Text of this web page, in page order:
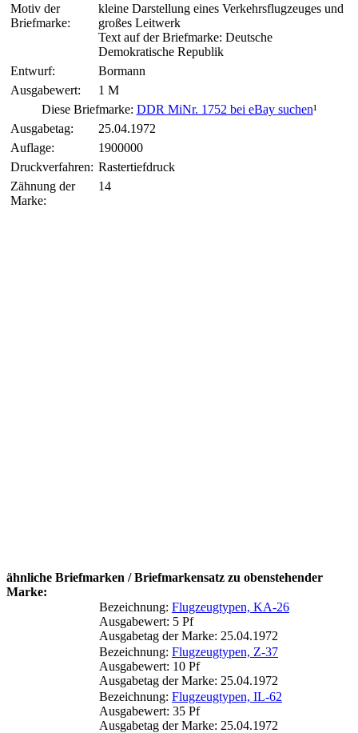
Motiv der
Briefmarke:
kleine Darstellung eines Verkehrsflugzeuges und
großes Leitwerk
Text auf der Briefmarke: Deutsche
Demokratische Republik
Entwurf:
Bormann
Ausgabewert:
1 M
Diese Briefmarke: DDR MiNr. 1752 bei eBay suchen¹
Ausgabetag:
25.04.1972
Auflage:
1900000
Druckverfahren: Rastertiefdruck
Zähnung der
Marke:
14
ähnliche Briefmarken / Briefmarkensatz zu obenstehender
Marke:
Bezeichnung: Flugzeugtypen, KA-26
Ausgabewert: 5 Pf
Ausgabetag der Marke: 25.04.1972
Bezeichnung: Flugzeugtypen, Z-37
Ausgabewert: 10 Pf
Ausgabetag der Marke: 25.04.1972
Bezeichnung: Flugzeugtypen, IL-62
Ausgabewert: 35 Pf
Ausgabetag der Marke: 25.04.1972